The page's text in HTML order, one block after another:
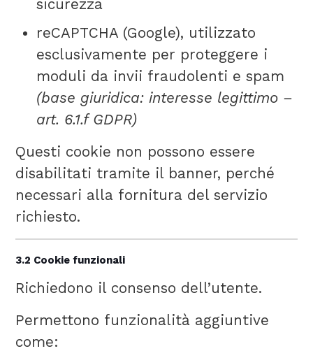
sicurezza
reCAPTCHA (Google), utilizzato
esclusivamente per proteggere i
moduli da invii fraudolenti e spam
(base giuridica: interesse legittimo –
art. 6.1.f GDPR)
Questi cookie non possono essere
disabilitati tramite il banner, perché
necessari alla fornitura del servizio
richiesto.
3.2 Cookie funzionali
Richiedono il consenso dell’utente.
Permettono funzionalità aggiuntive
come: